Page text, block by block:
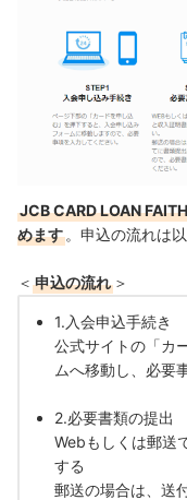
JCB CARD LOAN
めます 。申込の流れは
＜ 申込の流れ ＞
1.入会申込手続き
公式サイトの「カ
ムへ移動し、必要
2.必要書類の提出
Webもしくは郵送
する
郵送の場合は、送